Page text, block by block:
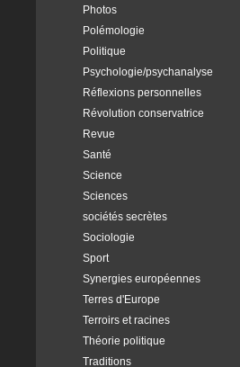
Photos
Polémologie
Politique
Psychologie/psychanalyse
Réflexions personnelles
Révolution conservatrice
Revue
Santé
Science
Sciences
sociétés secrètes
Sociologie
Sport
Synergies européennes
Terres d'Europe
Terroirs et racines
Théorie politique
Traditions